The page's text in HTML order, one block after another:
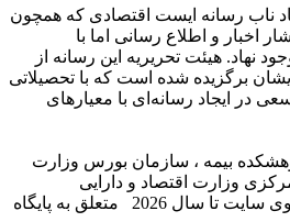
ناب رسانه‌ ایست اقتصادی که همچون
اخبار و اطلاع رسانی اما با
نهاد. هیئت تحریریه این رسانه از
برگزیده شده است که با تحصیلاتی
در ایجاد رسانه‌ای با معیار‌های
بیمه ، سازمان بورس وزارت
وزارت اقتصاد و دارایی
© تمامی حقوق مادی و معنوی سایت تا سال 2026 متعلق به پایگاه